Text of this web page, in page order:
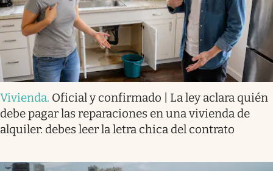
Vivienda. Oficial y confirmado | La ley aclara quién
debe pagar las reparaciones en una vivienda de
alquiler: debes leer la letra chica del contrato